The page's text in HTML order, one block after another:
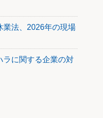
業法、2026年の現場
ラに関する企業の対